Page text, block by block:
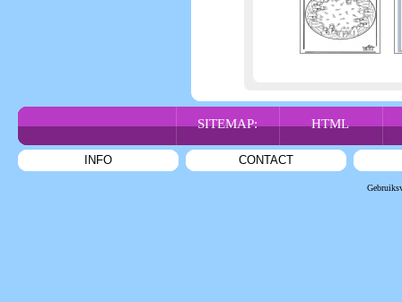
SITEMAP: HTML
INFO CONTACT